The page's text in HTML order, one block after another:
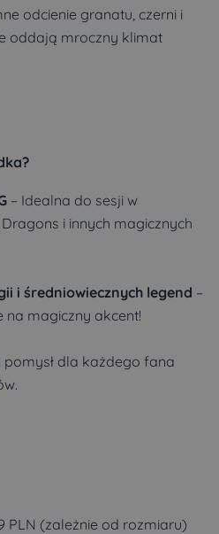
odcienie granatu, czerni i
oddają mroczny klimat
– Idealna do sesji w
i innych magicznych
i średniowiecznych legend –
na magiczny akcent!
pomysł dla każdego fana
PLN (zależnie od rozmiaru)